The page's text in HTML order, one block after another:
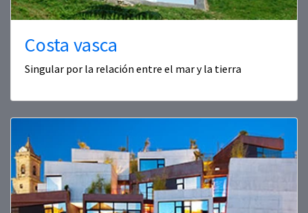
Costa vasca
Singular por la relación entre el mar y la tierra